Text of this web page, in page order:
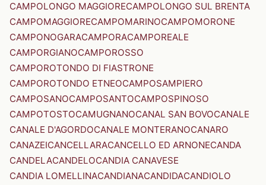
CAMPOLONGO MAGGIORECAMPOLONGO SUL BRENTA
CAMPOMAGGIORECAMPOMARINOCAMPOMORONE
CAMPONOGARACAMPORACAMPOREALE
CAMPORGIANOCAMPOROSSO
CAMPOROTONDO DI FIASTRONE
CAMPOROTONDO ETNEOCAMPOSAMPIERO
CAMPOSANOCAMPOSANTOCAMPOSPINOSO
CAMPOTOSTOCAMUGNANOCANAL SAN BOVOCANALE
CANALE D'AGORDOCANALE MONTERANOCANARO
CANAZEICANCELLARACANCELLO ED ARNONECANDA
CANDELACANDELOCANDIA CANAVESE
CANDIA LOMELLINACANDIANACANDIDACANDIOLO